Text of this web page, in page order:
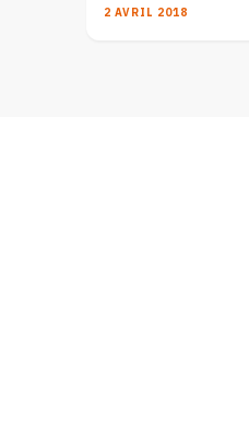
2 AVRIL 2018